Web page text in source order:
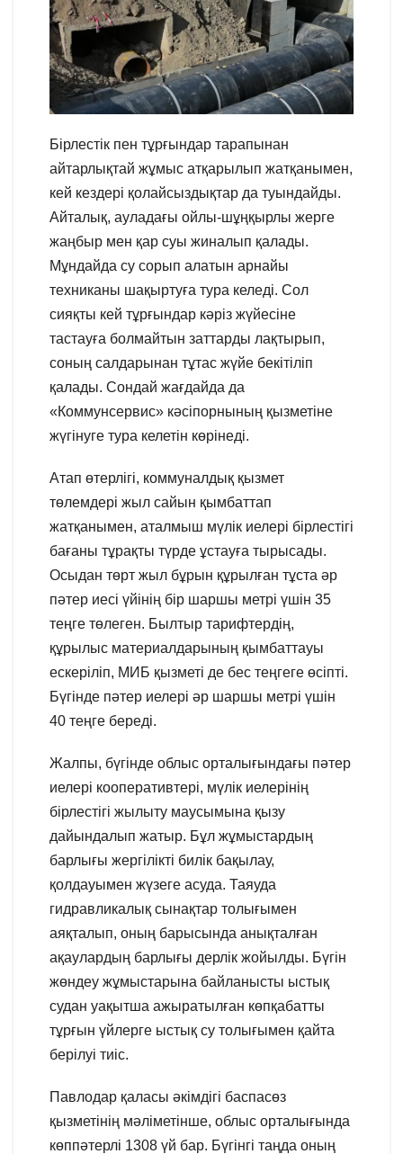
Бірлестік пен тұрғындар тарапынан
айтарлықтай жұмыс атқарылып жатқанымен,
кей кездері қолайсыздықтар да туындайды.
Айталық, ауладағы ойлы-шұңқырлы жерге
жаңбыр мен қар суы жиналып қалады.
Мұндайда су сорып алатын арнайы
техниканы шақыртуға тура келеді. Сол
сияқты кей тұрғындар кәріз жүйесіне
тастауға болмайтын заттарды лақтырып,
соның салдарынан тұтас жүйе бекітіліп
қалады. Сондай жағдайда да
«Коммунсервис» кәсіпорнының қызметіне
жүгінуге тура келетін көрінеді.
Атап өтерлігі, коммуналдық қызмет
төлемдері жыл сайын қымбаттап
жатқанымен, аталмыш мүлік иелері бірлестігі
бағаны тұрақты түрде ұстауға тырысады.
Осыдан төрт жыл бұрын құрылған тұста әр
пәтер иесі үйінің бір шаршы метрі үшін 35
теңге төлеген. Былтыр тарифтердің,
құрылыс материалдарының қымбаттауы
ескеріліп, МИБ қызметі де бес теңгеге өсіпті.
Бүгінде пәтер иелері әр шаршы метрі үшін
40 теңге береді.
Жалпы, бүгінде облыс орталығындағы пәтер
иелері кооперативтері, мүлік иелерінің
бірлестігі жылыту маусымына қызу
дайындалып жатыр. Бұл жұмыстардың
барлығы жергілікті билік бақылау,
қолдауымен жүзеге асуда. Таяуда
гидравликалық сынақтар толығымен
аяқталып, оның барысында анықталған
ақаулардың барлығы дерлік жойылды. Бүгін
жөндеу жұмыстарына байланысты ыстық
судан уақытша ажыратылған көпқабатты
тұрғын үйлерге ыстық су толығымен қайта
берілуі тиіс.
Павлодар қаласы әкімдігі баспасөз
қызметінің мәліметінше, облыс орталығында
көппәтерлі 1308 үй бар. Бүгінгі таңда оның